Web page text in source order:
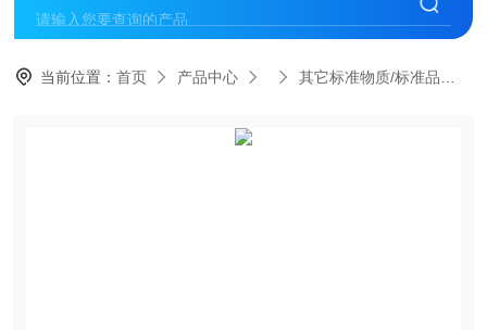
当前位置：首页 产品中心 其它标准物质/标准品